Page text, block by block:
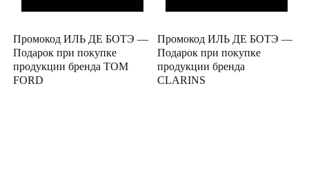
Промокод ИЛЬ ДЕ БОТЭ —
Подарок при покупке
продукции бренда TOM
FORD
Промокод ИЛЬ ДЕ БОТЭ —
Подарок при покупке
продукции бренда
CLARINS